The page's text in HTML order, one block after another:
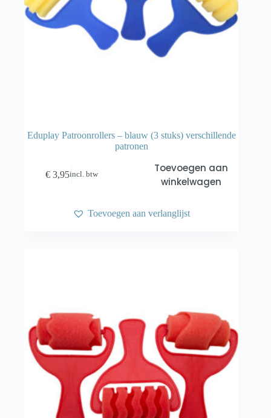
Eduplay Patroonrollers – blauw (3 stuks) verschillende
patronen
€ 3,95incl. btw
Toevoegen aan
winkelwagen
Toevoegen aan verlanglijst